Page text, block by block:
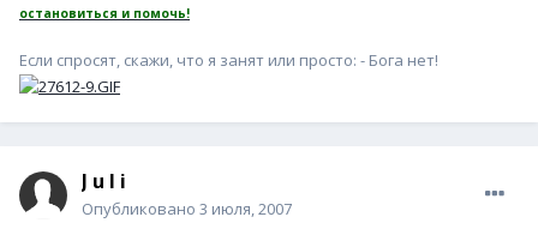
остановиться и помочь!
Если спросят, скажи, что я занят или просто: - Бога нет!
J u l i
Опубликовано 3 июля, 2007